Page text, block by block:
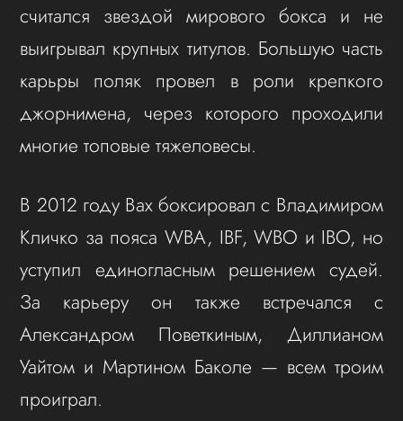
считался звездой мирового бокса и не
выигрывал крупных титулов. Большую часть
карьры поляк провел в роли крепкого
джорнимена, через которого проходили
многие топовые тяжеловесы.
В 2012 году Вах боксировал с Владимиром
Кличко за пояса WBA, IBF, WBO и IBO, но
уступил единогласным решением судей.
За карьеру он также встречался с
Александром Поветкиным, Диллианом
Уайтом и Мартином Баколе — всем троим
проиграл.